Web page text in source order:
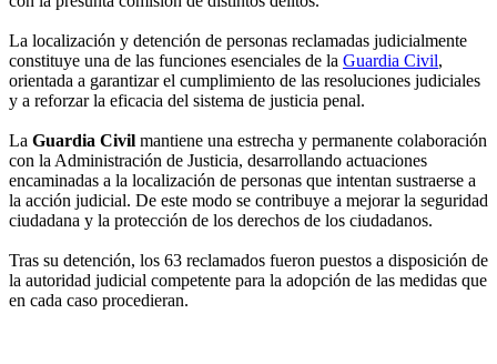
La localización y detención de personas reclamadas judicialmente
constituye una de las funciones esenciales de la Guardia Civil,
orientada a garantizar el cumplimiento de las resoluciones judiciales
y a reforzar la eficacia del sistema de justicia penal.
La Guardia Civil mantiene una estrecha y permanente colaboración
con la Administración de Justicia, desarrollando actuaciones
encaminadas a la localización de personas que intentan sustraerse a
la acción judicial. De este modo se contribuye a mejorar la seguridad
ciudadana y la protección de los derechos de los ciudadanos.
Tras su detención, los 63 reclamados fueron puestos a disposición de
la autoridad judicial competente para la adopción de las medidas que
en cada caso procedieran.